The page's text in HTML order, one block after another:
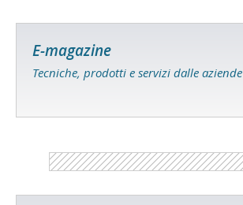
E-magazine
Tecniche, prodotti e servizi dalle aziende